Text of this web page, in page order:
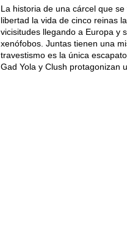
La historia de una cárcel que
libertad la vida de cinco reinas
vicisitudes llegando a Europa y
xenófobos. Juntas tienen una
travestismo es la única
Gad Yola y Clush protagonizan